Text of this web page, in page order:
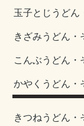
玉子とじうどん
きざみうどん・
こんぶうどん・
かやくうどん・
きつねうどん・